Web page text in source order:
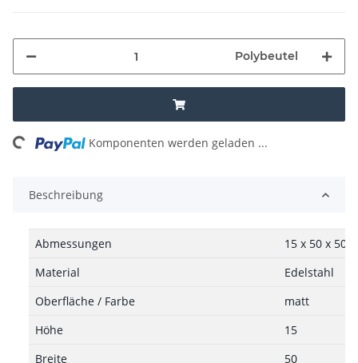
Polybeutel
Komponenten werden geladen ...
Beschreibung
Abmessungen
15 x 50 x 50
Material
Edelstahl
Oberfläche / Farbe
matt
Höhe
15
Breite
50